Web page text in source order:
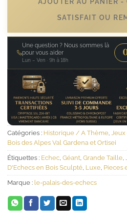
SATISFAIT OU
Une question ? Nous sommes là
pour vous aider
Lun – Ven · 9h à 18h
Catégories : Historique / A Thème
Bois des Alpes Val Gardena et Ortisei
Étiquettes : Echec Géant Grande Taille
D'Echecs en Bois Sculpté Luxe Pieces
Marque : le-palais-des-echecs